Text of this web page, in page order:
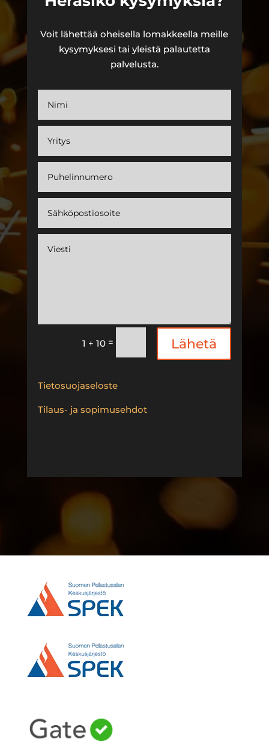
Voit lähettää oheisella lomakkeella meille
kysymyksesi tai yleistä palautetta
palvelusta.
1 + 10 = Lähetä
Tietosuojaseloste
Tilaus- ja sopimusehdot